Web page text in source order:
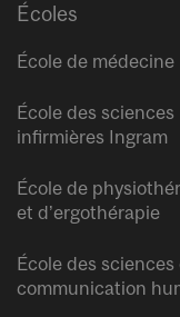
Écoles
École de médecine
École des sciences
infirmières Ingram
École de
et d’ergothérapie
École des sciences
communication